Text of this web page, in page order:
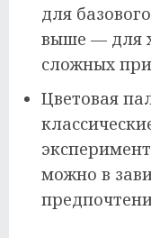
для
выше — для
сложных
Цветовая
можно в